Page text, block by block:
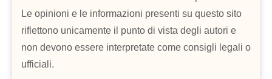
Le opinioni e le informazioni presenti su questo sito
riflettono unicamente il punto di vista degli autori e
non devono essere interpretate come consigli legali o
ufficiali.